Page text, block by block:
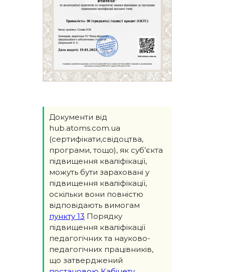
Документи від
hub.atoms.com.ua
(сертифікати,свідоцтва,
програми, тощо), як суб’єкта
підвищення кваліфікації,
можуть бути зараховані у
підвищення кваліфікації,
оскільки вони повністю
відповідають вимогам
пункту 13 Порядку
підвищення кваліфікації
педагогічних та науково-
педагогічних працівників,
що затверджений